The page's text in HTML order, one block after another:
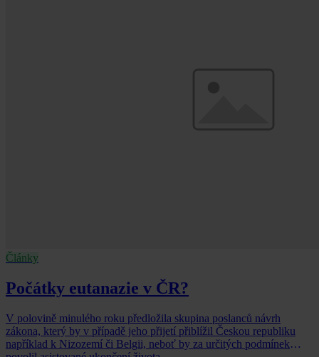
Články
Počátky eutanazie v ČR?
V polovině minulého roku předložila skupina poslanců návrh
zákona, který by v případě jeho přijetí přiblížil Českou republiku
například k Nizozemí či Belgii, neboť by za určitých podmínek